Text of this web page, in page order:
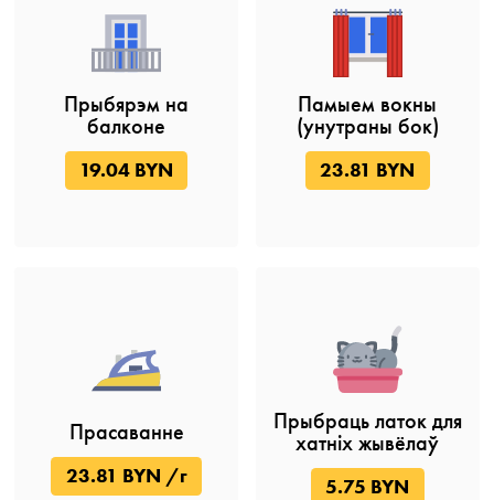
Прыбярэм на
балконе
19.04 BYN
Памыем вокны
(унутраны бок)
23.81 BYN
Прасаванне
23.81 BYN /г
Прыбраць латок для
хатніх жывёлаў
5.75 BYN